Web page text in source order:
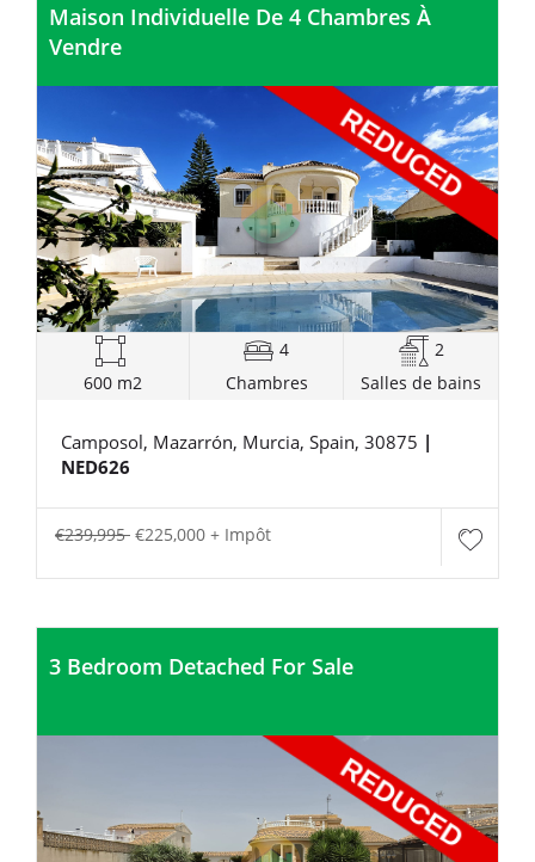
Maison Individuelle De 4 Chambres À
Vendre
600 m2
4
Chambres
2
Salles de bains
Camposol, Mazarrón, Murcia, Spain, 30875 |
NED626
€239,995 €225,000 + Impôt
3 Bedroom Detached For Sale